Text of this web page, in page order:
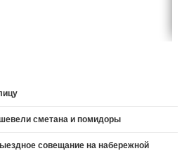
сметана и помидоры
совещание на набережной